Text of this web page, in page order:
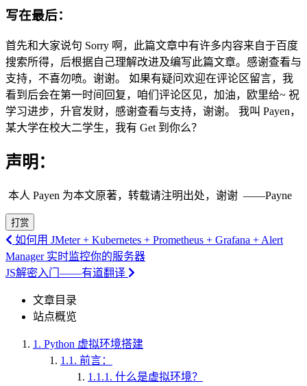
写在最后：
首先和大家说句 Sorry 啊，此篇文章中有许多内容来自于百度
搜索所得，后根据自己理解改进及编写此篇文章。感谢查看与
支持，不喜勿喷。谢谢。 如果有疑问欢迎在评论区留言，我
看到后会在第一时间回复，咱们评论区见，加油，欧里给~ 祝
学习进步，升官发财，感谢查看与支持，谢谢。 我叫 Payen，
某大学在校大二学生，我有 Get 到你么？
声明：
​ 本人 Payen 为本文原著，转载请注明出处，谢谢 ​ ——Payne
打赏
如何用 JMeter + Kubernetes + Prometheus + Grafana + Alert
Manager 实时监控你的服务器
JS解密入门——有道翻译
文章目录
站点概览
1. Python 虚拟环境搭建
1.1. 前言：
1.1.1. 什么是虚拟环境？